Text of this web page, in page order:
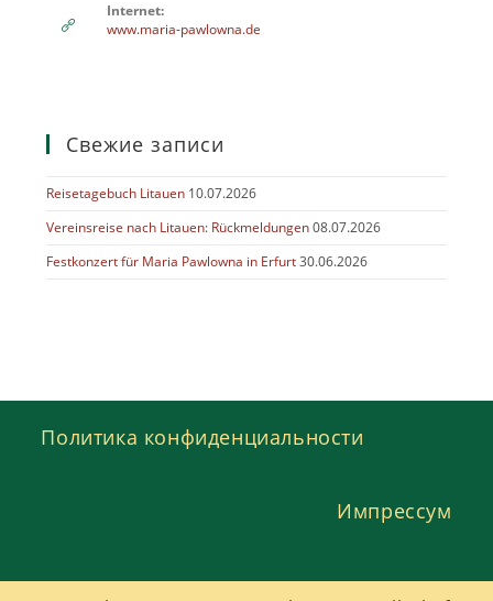
Internet:
www.maria-pawlowna.de
Свежие записи
Reisetagebuch Litauen 10.07.2026
Vereinsreise nach Litauen: Rückmeldungen 08.07.2026
Festkonzert für Maria Pawlowna in Erfurt 30.06.2026
Политика конфиденциальности
Импрессум